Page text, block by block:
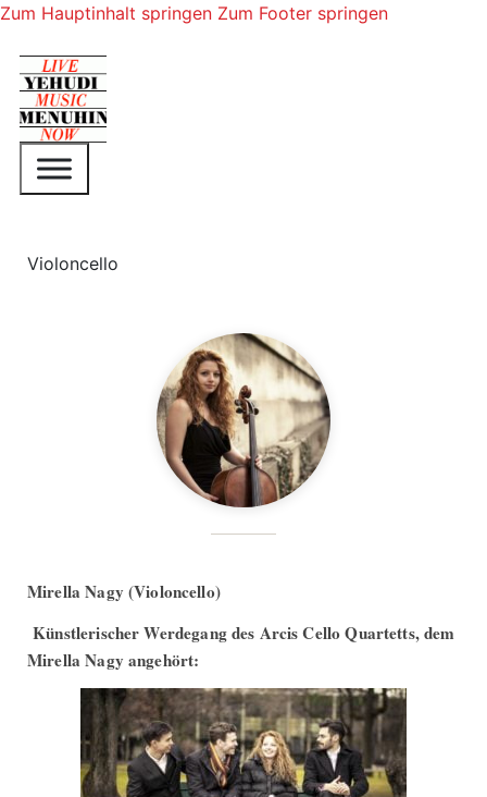
Zum Hauptinhalt springen Zum Footer springen
Violoncello
Mirella Nagy (Violoncello)
Künstlerischer Werdegang des Arcis Cello Quartetts, dem
Mirella Nagy angehört: